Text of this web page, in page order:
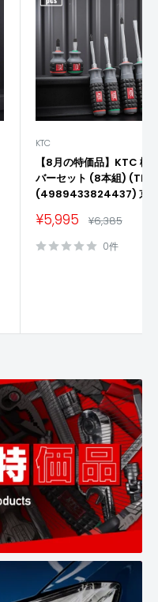
KTC
【8月の特価品】KTC 樹
バーセット (8本組)
(4989433824437) 京都
販
価
¥5,995 通
価
格
¥6,385
0件